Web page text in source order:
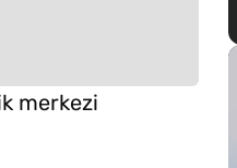
merkezi